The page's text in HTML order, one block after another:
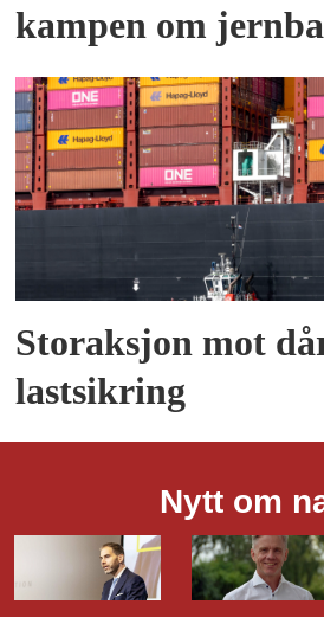
kampen om
Storaksjon mot
lastsikring
Nytt om